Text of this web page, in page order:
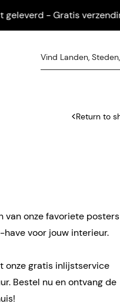
- Gratis verzending
Return to
van onze favoriete posters
voor jouw interieur.
onze gratis inlijstservice
Bestel nu en ontvang de